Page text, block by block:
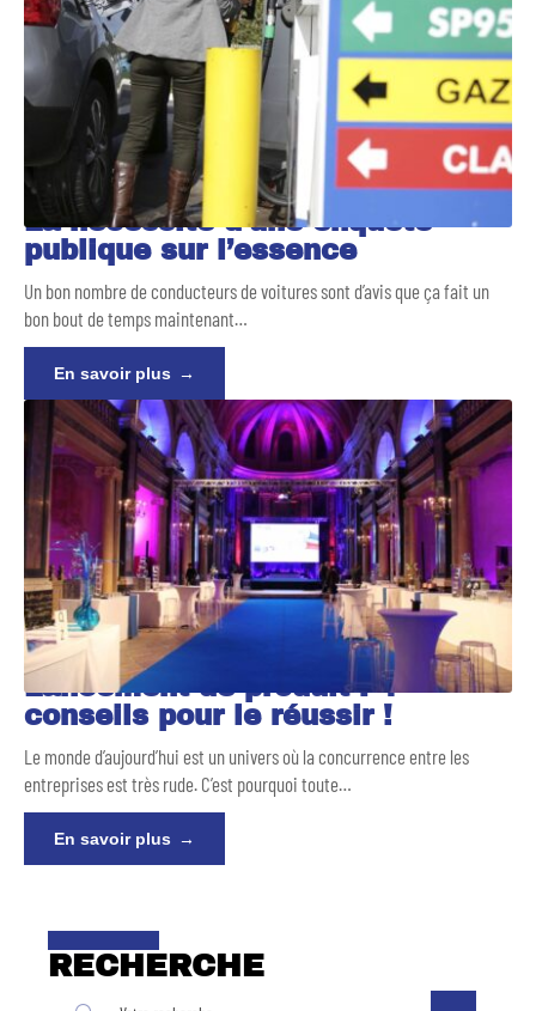
La nécessité d’une enquête
publique sur l’essence
Un bon nombre de conducteurs de voitures sont d’avis que ça fait un
bon bout de temps maintenant…
En savoir plus
Lancement de produit : 4
conseils pour le réussir !
Le monde d’aujourd’hui est un univers où la concurrence entre les
entreprises est très rude. C’est pourquoi toute…
En savoir plus
RECHERCHE